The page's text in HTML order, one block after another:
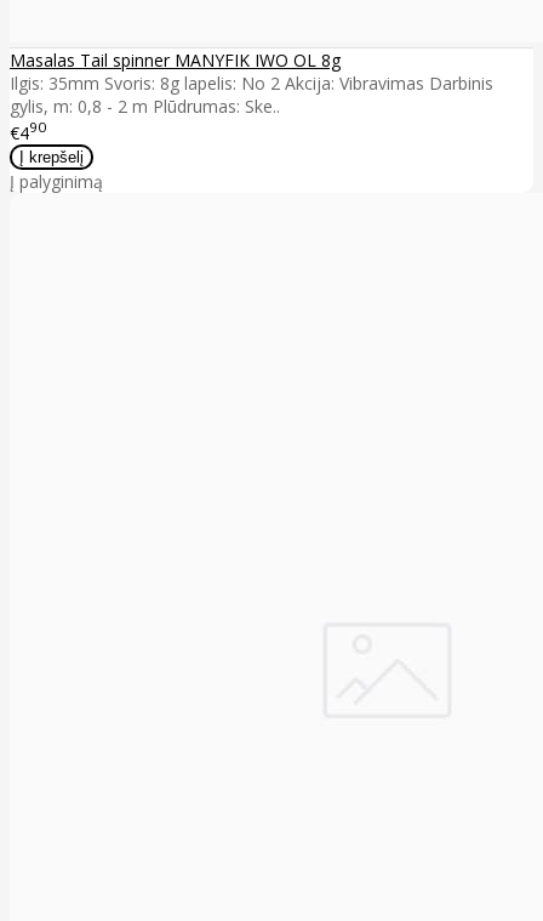
Masalas Tail spinner MANYFIK IWO OL 8g
Ilgis: 35mm Svoris: 8g lapelis: No 2 Akcija: Vibravimas Darbinis
gylis, m: 0,8 - 2 m Plūdrumas: Ske..
€490
Į palyginimą